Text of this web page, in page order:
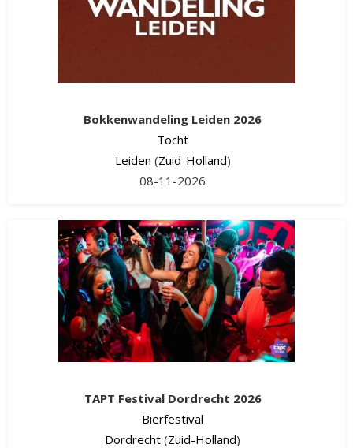
Bokkenwandeling Leiden 2026
Tocht
Leiden (Zuid-Holland)
08-11-2026
TAPT Festival Dordrecht 2026
Bierfestival
Dordrecht (Zuid-Holland)